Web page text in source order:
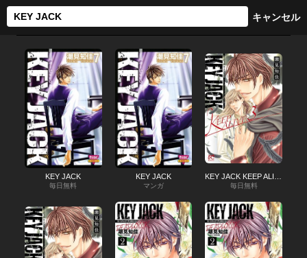
KEY JACK
毎日無料
KEY JACK
マンガ 毎日無料